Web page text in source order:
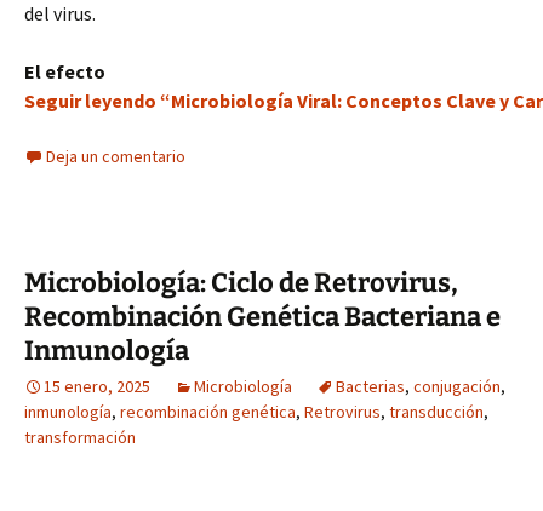
del virus.
El efecto
Seguir leyendo “Microbiología Viral: Conceptos Clave y
Deja un comentario
Microbiología: Ciclo de Retrovirus,
Recombinación Genética Bacteriana e
Inmunología
15 enero, 2025 Microbiología Bacterias, conjugación,
inmunología, recombinación genética, Retrovirus, transducción,
transformación